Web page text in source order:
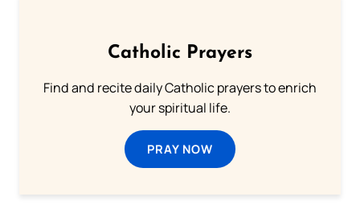
Catholic Prayers
Find and recite daily Catholic prayers to enrich
your spiritual life.
PRAY NOW